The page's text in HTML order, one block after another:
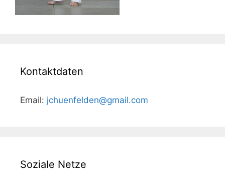
Kontaktdaten
Email: jchuenfelden@gmail.com
Soziale Netze